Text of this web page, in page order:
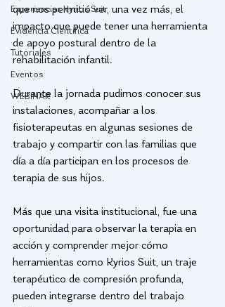
Experiencias Kyrios Suit
Evidencia Científica
Tutoriales
Eventos
WEBINAR
que nos permitió ver, una vez más, el
impacto que puede tener una herramienta
de apoyo postural dentro de la
rehabilitación infantil.
Durante la jornada pudimos conocer sus
instalaciones, acompañar a los
fisioterapeutas en algunas sesiones de
trabajo y compartir con las familias que
día a día participan en los procesos de
terapia de sus hijos.
Más que una visita institucional, fue una
oportunidad para observar la terapia en
acción y comprender mejor cómo
herramientas como Kyrios Suit, un traje
terapéutico de compresión profunda,
pueden integrarse dentro del trabajo